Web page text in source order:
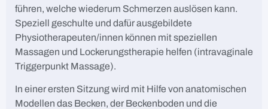
führen, welche wiederum Schmerzen auslösen kann.
Speziell geschulte und dafür ausgebildete
Physiotherapeuten/innen können mit speziellen
Massagen und Lockerungstherapie helfen (intravaginale
Triggerpunkt Massage).
In einer ersten Sitzung wird mit Hilfe von anatomischen
Modellen das Becken, der Beckenboden und die